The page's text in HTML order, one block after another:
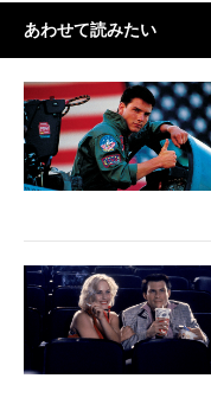
あわせて読みたい